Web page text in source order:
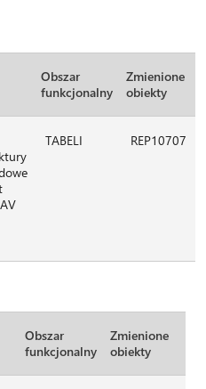
Obszar
funkcjonalny
Zmienione
obiekty
TABELI REP10707
Obszar
funkcjonalny
Zmienione
obiekty